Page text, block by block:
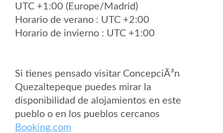
UTC +1:00 (Europe/Madrid)
Horario de verano : UTC +2:00
Horario de invierno : UTC +1:00
Si tienes pensado visitar ConcepciÃ³n
Quezaltepeque puedes mirar la
disponibilidad de alojamientos en este
pueblo o en los pueblos cercanos
Booking.com